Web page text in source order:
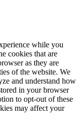
while you
cookies that are
as they are
of the website. We
and understand how
in your browser
to opt-out of these
may affect your